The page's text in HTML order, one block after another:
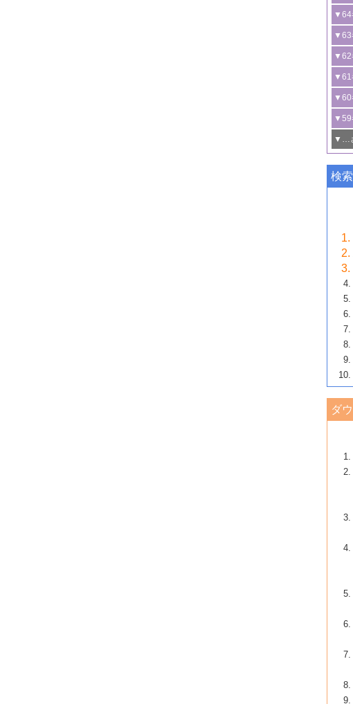
3号
光触
B号
2号
る最
3号
る
4号
る非
5号
究動
6号
B号
2号
の新
3号
ロ
4号
線を
5号
6号
B号
1号
2号
ため
3号
触
4号
触媒
5号
6号
能性
▼64
1号
ズ
2号
3号
めの
4号
若き
若き
6号
触
大
▼63
1号
2号
3号
換反
4号
5号
6号
技術
B号
ラ
▼62
1号
タ
2号
触媒
3号
4号
動向
5号
6号
B号
院
▼61
1号
ス開
2号
関わ
3号
動向
4号
5号
換
6号
ガ
B号
▼60
1号
2号
3号
4号
5号
6号
B号
大学
▼59
1号
最先
3号
ロ
5号
研究
6号
媒技
B号
大
▼…
1号
2号
媒技術
3号
者
4号
者
5号
者
6号
の
B号
立大
▼57
1号
2号
3号
る
4号
5号
進歩
6号
B号
2号
向
開発
4号
5号
す
6号
B号
ール
1号
け
2号
3号
媒技
4号
5号
6号
B号
▼54
1号
の進
2号
3号
4号
5号
6号
7号
1号
2号
3号
4号
5号
合成
6号
7号
▼52
1号
2号
3号
4号
計
5号
7号
8号
触
1号
2号
3号
4号
蔵技
5号
7号
触
1号
そ
2号
4号
構
5号
企業
6号
7号
8号
2：
1号
2号
3号
を実
5号
の
7号
8号
▼48
1号
2号
3号
5号
しい
6号
7号
8号
1号
2号
4号
5号
6号
8号
▼46
1号
2号
3号
4号
5号
6号
7号
8号
1号
2号
3号
4号
5号
6号
7号
8号
▼44
1号
2号
3号
4号
5号
6号
7号
8号
1号
2号
3号
4号
5号
ビ
6号
7号
8号
▼42
1号
2号
3号
5号
6号
7号
8号
ク
1号
2号
3号
4号
5号
7号
8号
▼40
進
媒
2号
3号
4号
5号
6号
1号
接点
2号
3号
4号
5号
6号
▼38
1号
す
3号
な
4号
1号
2号
3号
4号
5号
▼36
1号
2号
3号
4号
1号
業
2号
1号
2号
1号
検
ダ